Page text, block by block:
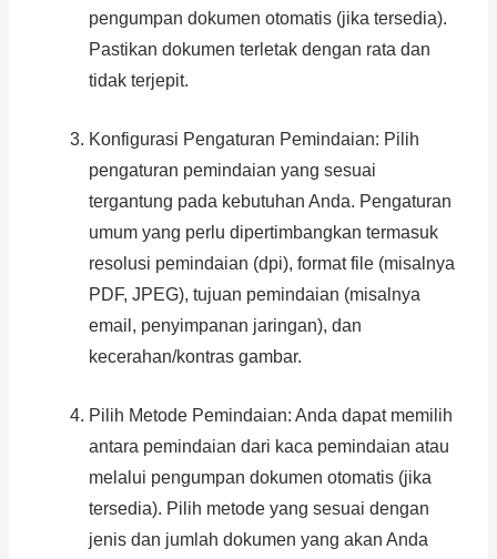
pengumpan dokumen otomatis (jika tersedia).
Pastikan dokumen terletak dengan rata dan
tidak terjepit.
Konfigurasi Pengaturan Pemindaian: Pilih
pengaturan pemindaian yang sesuai
tergantung pada kebutuhan Anda. Pengaturan
umum yang perlu dipertimbangkan termasuk
resolusi pemindaian (dpi), format file (misalnya
PDF, JPEG), tujuan pemindaian (misalnya
email, penyimpanan jaringan), dan
kecerahan/kontras gambar.
Pilih Metode Pemindaian: Anda dapat memilih
antara pemindaian dari kaca pemindaian atau
melalui pengumpan dokumen otomatis (jika
tersedia). Pilih metode yang sesuai dengan
jenis dan jumlah dokumen yang akan Anda